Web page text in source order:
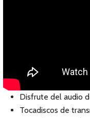
Disfrute del audio
Tocadiscos de